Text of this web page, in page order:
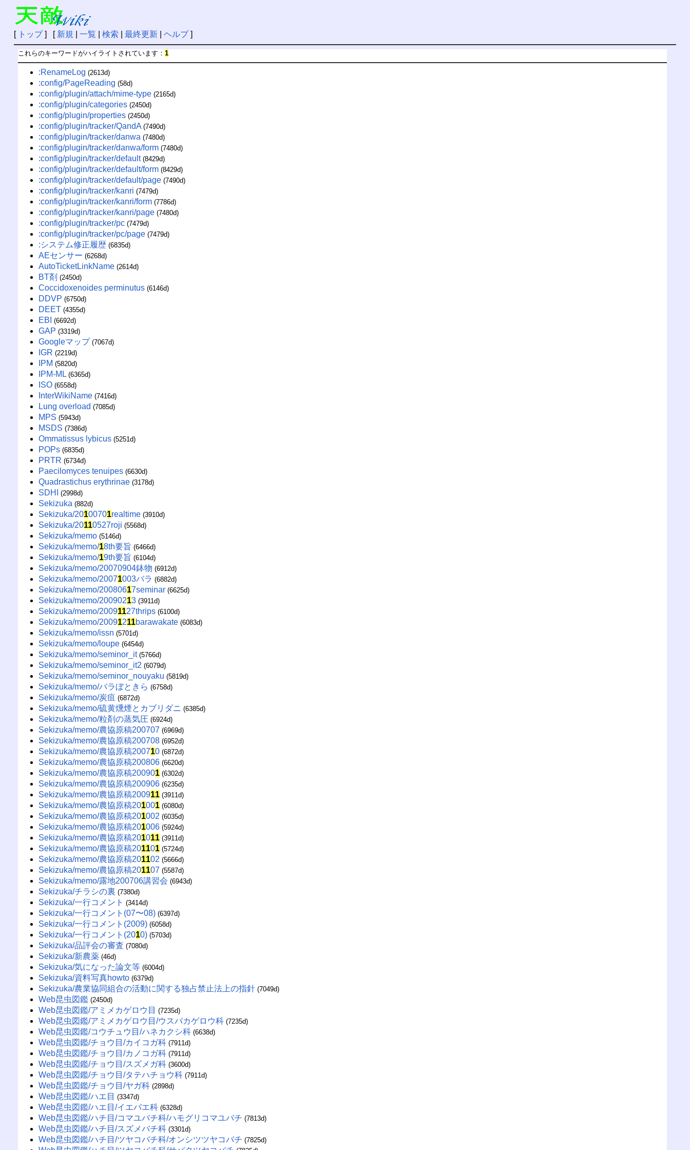
[ トップ] [ 新規 一覧 検索 最終更新| ヘルプ]
これらのキーワードがハイライトされています： 1
:RenameLog (2613d)
:config/PageReading (58d)
:config/plugin/attach/mime-type (2165d)
:config/plugin/categories (2450d)
:config/plugin/properties (2450d)
:config/plugin/tracker/QandA (7490d)
:config/plugin/tracker/danwa (7480d)
:config/plugin/tracker/danwa/form (7480d)
:config/plugin/tracker/default (8429d)
:config/plugin/tracker/default/form (8429d)
:config/plugin/tracker/default/page (7490d)
:config/plugin/tracker/kanri (7479d)
:config/plugin/tracker/kanri/form (7786d)
:config/plugin/tracker/kanri/page (7480d)
:config/plugin/tracker/pc (7479d)
:config/plugin/tracker/pc/page (7479d)
:システム修正履歴 (6835d)
AEセンサー (6268d)
AutoTicketLinkName (2614d)
BT剤 (2450d)
Coccidoxenoides perminutus (6146d)
DDVP (6750d)
DEET (4355d)
EBI (6692d)
GAP (3319d)
Googleマップ (7067d)
IGR (2219d)
IPM (5820d)
IPM-ML (6365d)
ISO (6558d)
InterWikiName (7416d)
Lung overload (7085d)
MPS (5943d)
MSDS (7386d)
Ommatissus lybicus (5251d)
POPs (6835d)
PRTR (6734d)
Paecilomyces tenuipes (6630d)
Quadrastichus erythrinae (3178d)
SDHI (2998d)
Sekizuka (882d)
Sekizuka/20100701realtime (3910d)
Sekizuka/20110527roji (5568d)
Sekizuka/memo (5146d)
Sekizuka/memo/18th要旨 (6466d)
Sekizuka/memo/19th要旨 (6104d)
Sekizuka/memo/20070904鉢物 (6912d)
Sekizuka/memo/20071003バラ (6882d)
Sekizuka/memo/20080617seminar (6625d)
Sekizuka/memo/20090213 (3911d)
Sekizuka/memo/20091127thrips (6100d)
Sekizuka/memo/20091211barawakate (6083d)
Sekizuka/memo/issn (5701d)
Sekizuka/memo/loupe (6454d)
Sekizuka/memo/seminor_it (5766d)
Sekizuka/memo/seminor_it2 (6079d)
Sekizuka/memo/seminor_nouyaku (5819d)
Sekizuka/memo/バラぼときら (6758d)
Sekizuka/memo/炭疽 (6872d)
Sekizuka/memo/硫黄燻煙とカブリダニ (6385d)
Sekizuka/memo/粒剤の蒸気圧 (6924d)
Sekizuka/memo/農協原稿200707 (6969d)
Sekizuka/memo/農協原稿200708 (6952d)
Sekizuka/memo/農協原稿200710 (6872d)
Sekizuka/memo/農協原稿200806 (6620d)
Sekizuka/memo/農協原稿200901 (6302d)
Sekizuka/memo/農協原稿200906 (6235d)
Sekizuka/memo/農協原稿200911 (3911d)
Sekizuka/memo/農協原稿201001 (6080d)
Sekizuka/memo/農協原稿201002 (6035d)
Sekizuka/memo/農協原稿201006 (5924d)
Sekizuka/memo/農協原稿201011 (3911d)
Sekizuka/memo/農協原稿201101 (5724d)
Sekizuka/memo/農協原稿201102 (5666d)
Sekizuka/memo/農協原稿201107 (5587d)
Sekizuka/memo/露地200706講習会 (6943d)
Sekizuka/チラシの裏 (7380d)
Sekizuka/一行コメント (3414d)
Sekizuka/一行コメント(07〜08) (6397d)
Sekizuka/一行コメント(2009) (6058d)
Sekizuka/一行コメント(2010) (5703d)
Sekizuka/品評会の審査 (7080d)
Sekizuka/新農薬 (46d)
Sekizuka/気になった論文等 (6004d)
Sekizuka/資料写真howto (6379d)
Sekizuka/農業協同組合の活動に関する独占禁止法上の指針 (7049d)
Web昆虫図鑑 (2450d)
Web昆虫図鑑/アミメカゲロウ目 (7235d)
Web昆虫図鑑/アミメカゲロウ目/ウスバカゲロウ科 (7235d)
Web昆虫図鑑/コウチュウ目/ハネカクシ科 (6638d)
Web昆虫図鑑/チョウ目/カイコガ科 (7911d)
Web昆虫図鑑/チョウ目/カノコガ科 (7911d)
Web昆虫図鑑/チョウ目/スズメガ科 (3600d)
Web昆虫図鑑/チョウ目/タテハチョウ科 (7911d)
Web昆虫図鑑/チョウ目/ヤガ科 (2898d)
Web昆虫図鑑/ハエ目 (3347d)
Web昆虫図鑑/ハエ目/イエバエ科 (6328d)
Web昆虫図鑑/ハチ目/コマユバチ科/ハモグリコマユバチ (7813d)
Web昆虫図鑑/ハチ目/スズメバチ科 (3301d)
Web昆虫図鑑/ハチ目/ツヤコバチ科/オンシツツヤコバチ (7825d)